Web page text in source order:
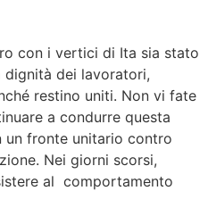
con i vertici di Ita sia stato
dei lavoratori,
restino uniti. Non vi fate
a condurre questa
fronte unitario contro
Nei giorni scorsi,
al comportamento